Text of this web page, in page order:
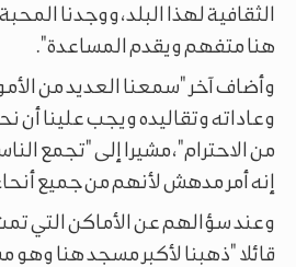
الثقافية لهذا البلد، ووجدنا
هنا متفهم ويقدم المساعدة".
وأضاف آخر "سمعنا العديد من
وعاداته وتقاليده ويجب علينا أن
من الاحترام"، مشيرا إلى "تجمع
إنه أمر مدهش لأنهم من جميع
وعند سؤالهم عن الأماكن التي
قائلا "ذهبنا لأكبر مسجد هنا